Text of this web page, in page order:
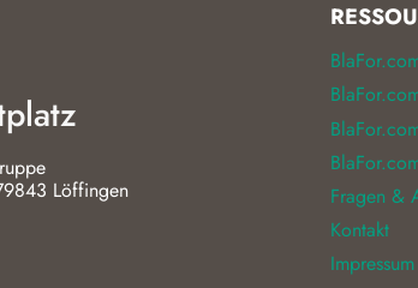
Löffingen
Fragen &
Kontakt
Impressum